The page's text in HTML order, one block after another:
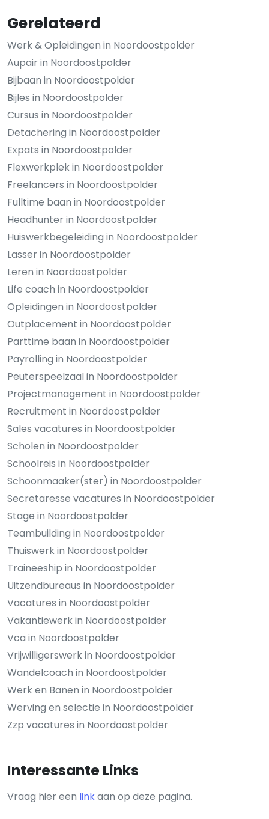
Gerelateerd
Werk & Opleidingen in Noordoostpolder
Aupair in Noordoostpolder
Bijbaan in Noordoostpolder
Bijles in Noordoostpolder
Cursus in Noordoostpolder
Detachering in Noordoostpolder
Expats in Noordoostpolder
Flexwerkplek in Noordoostpolder
Freelancers in Noordoostpolder
Fulltime baan in Noordoostpolder
Headhunter in Noordoostpolder
Huiswerkbegeleiding in Noordoostpolder
Lasser in Noordoostpolder
Leren in Noordoostpolder
Life coach in Noordoostpolder
Opleidingen in Noordoostpolder
Outplacement in Noordoostpolder
Parttime baan in Noordoostpolder
Payrolling in Noordoostpolder
Peuterspeelzaal in Noordoostpolder
Projectmanagement in Noordoostpolder
Recruitment in Noordoostpolder
Sales vacatures in Noordoostpolder
Scholen in Noordoostpolder
Schoolreis in Noordoostpolder
Schoonmaaker(ster) in Noordoostpolder
Secretaresse vacatures in Noordoostpolder
Stage in Noordoostpolder
Teambuilding in Noordoostpolder
Thuiswerk in Noordoostpolder
Traineeship in Noordoostpolder
Uitzendbureaus in Noordoostpolder
Vacatures in Noordoostpolder
Vakantiewerk in Noordoostpolder
Vca in Noordoostpolder
Vrijwilligerswerk in Noordoostpolder
Wandelcoach in Noordoostpolder
Werk en Banen in Noordoostpolder
Werving en selectie in Noordoostpolder
Zzp vacatures in Noordoostpolder
Interessante Links
Vraag hier een linkaan op deze pagina.